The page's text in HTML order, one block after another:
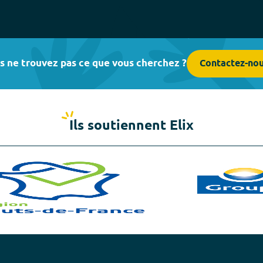
ne trouvez pas ce que vous cherchez ? Contactez-
Ils soutiennent Elix